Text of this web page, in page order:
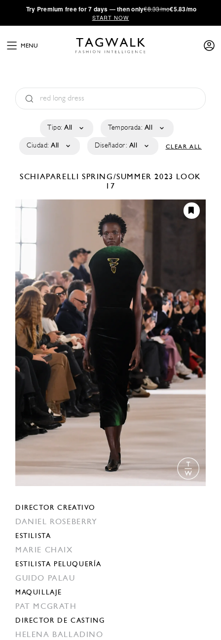
·Try Premium free for 7 days — then only€8.33/mo€5.83/mo
START NOW
MENU
Tipo: All Temporada: All
Ciudad: All Diseñador: All CLEAR ALL
SCHIAPARELLI SPRING/SUMMER 2023
LOOK
17
DIRECTOR CREATIVO
DANIEL ROSEBERRY
ESTILISTA
MARIE CHAIX
ESTILISTA PELUQUERÍA
GUIDO PALAU
MAQUILLAJE
PAT MCGRATH
DIRECTOR DE CASTING
HELENA BALLADINO